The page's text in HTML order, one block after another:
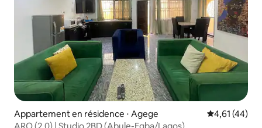
Appartement en résidence ⋅ Agege Évaluation
4,61 (44)